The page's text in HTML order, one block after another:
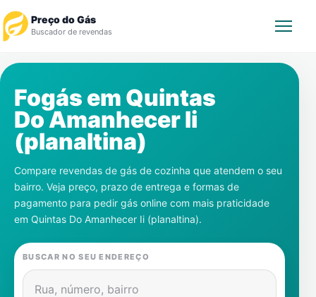
Preço do Gás
Buscador de revendas
Revendedor
Notícias
Cadastre-se
Gás
Contatos
Fogás em Quintas
Do Amanhecer Ii
(planaltina)
Compare revendas de gás de cozinha que atendem o seu
bairro. Veja preço, prazo de entrega e formas de
pagamento para pedir gás online com mais praticidade
em Quintas Do Amanhecer Ii (planaltina).
BUSCAR NO SEU ENDEREÇO
Rua, número, bairro